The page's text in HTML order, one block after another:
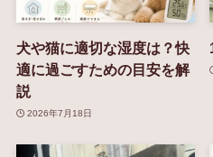
犬や猫に適切な湿度は？快
適に過ごすための目安を解
説
2026年7月18日